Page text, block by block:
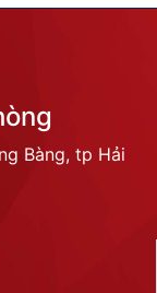
Bàng, tp Hải